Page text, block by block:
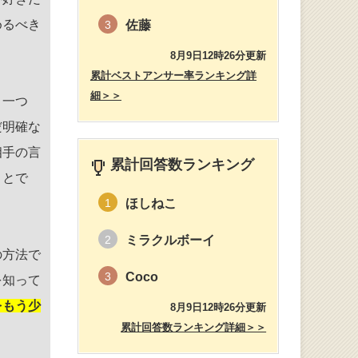
べき
つ
確な
の言
で
法で
って
う少
3 佐藤
8月9日12時26分更新
累計ベストアンサー率ランキング詳
細＞＞
累計回答数ランキング
1 ほしねこ
2 ミラクルボーイ
3 Coco
8月9日12時26分更新
累計回答数ランキング詳細＞＞